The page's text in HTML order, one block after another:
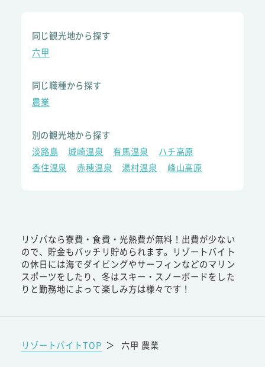
同じ観光地から探す
六甲
同じ職種から探す
農業
別の観光地から探す
淡路島
城崎温泉 有馬温泉
ハチ高原
香住温泉
赤穂温泉 湯村温泉 峰山高原
リゾバなら寮費・食費・光熱費が無料！出費が少ない
ので、貯金もバッチリ貯められます。リゾートバイト
の休日には海でダイビングやサーフィンなどのマリン
スポーツをしたり、冬はスキー・スノーボードをした
りと勤務地によって楽しみ方は様々です！
リゾートバイトTOP ＞ 六甲 農業